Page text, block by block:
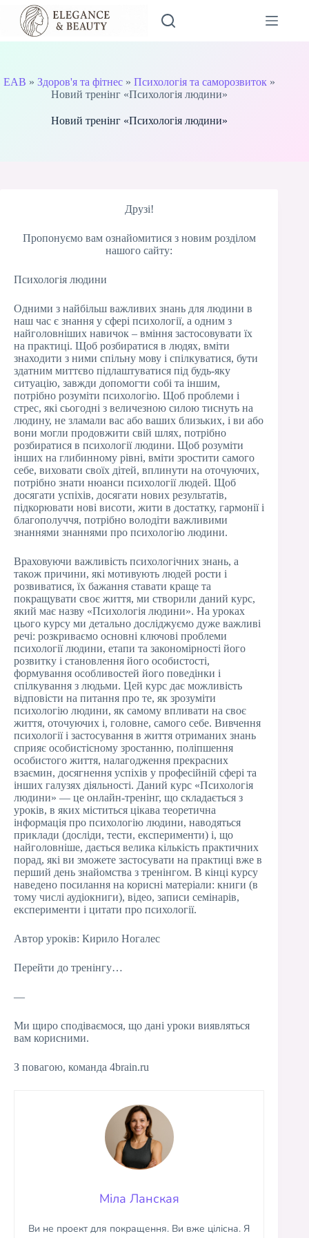
Перейти
вмісту
EAB » Здоров'я та фітнес» Психологія та саморозвиток»
Новий тренінг «Психологія людини»
Новий тренінг «Психологія людини»
Друзі!
Пропонуємо вам ознайомитися з новим розділом
нашого сайту:
Психологія людини
Одними з найбільш важливих знань для людини в
наш час є знання у сфері психології, а одним з
найголовніших навичок – вміння застосовувати їх
на практиці. Щоб розбиратися в людях, вміти
знаходити з ними спільну мову і спілкуватися, бути
здатним миттєво підлаштуватися під будь-яку
ситуацію, завжди допомогти собі та іншим,
потрібно розуміти психологію. Щоб проблеми і
стрес, які сьогодні з величезною силою тиснуть на
людину, не зламали вас або ваших близьких, і ви або
вони могли продовжити свій шлях, потрібно
розбиратися в психології людини. Щоб розуміти
інших на глибинному рівні, вміти зростити самого
себе, виховати своїх дітей, вплинути на оточуючих,
потрібно знати нюанси психології людей. Щоб
досягати успіхів, досягати нових результатів,
підкорювати нові висоти, жити в достатку, гармонії і
благополуччя, потрібно володіти важливими
знаннями знаннями про психологію людини.
Враховуючи важливість психологічних знань, а
також причини, які мотивують людей рости і
розвиватися, їх бажання ставати краще та
покращувати своє життя, ми створили даний курс,
який має назву «Психологія людини». На уроках
цього курсу ми детально досліджуємо дуже важливі
речі: розкриваємо основні ключові проблеми
психології людини, етапи та закономірності його
розвитку і становлення його особистості,
формування особливостей його поведінки і
спілкування з людьми. Цей курс дає можливість
відповісти на питання про те, як зрозуміти
психологію людини, як самому впливати на своє
життя, оточуючих і, головне, самого себе. Вивчення
психології і застосування в життя отриманих знань
сприяє особистісному зростанню, поліпшення
особистого життя, налагодження прекрасних
взаємин, досягнення успіхів у професійній сфері та
інших галузях діяльності. Даний курс «Психологія
людини» — це онлайн-тренінг, що складається з
уроків, в яких міститься цікава теоретична
інформація про психологію людини, наводяться
приклади (досліди, тести, експерименти) і, що
найголовніше, дається велика кількість практичних
порад, які ви зможете застосувати на практиці вже в
перший день знайомства з тренінгом. В кінці курсу
наведено посилання на корисні матеріали: книги (в
тому числі аудіокниги), відео, записи семінарів,
експерименти і цитати про психології.
Автор уроків: Кирило Ногалес
Перейти до тренінгу…
—
Ми щиро сподіваємося, що дані уроки виявляться
вам корисними.
З повагою, команда 4brain.ru
Міла Ланская
Ви не проект для покращення. Ви вже цілісна. Я